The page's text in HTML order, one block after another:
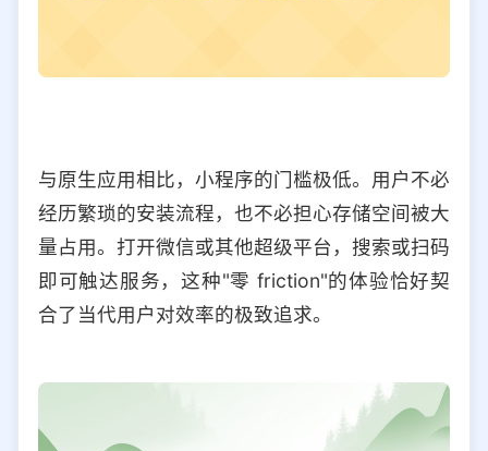
与原生应用相比，小程序的门槛极低。用户不必
经历繁琐的安装流程，也不必担心存储空间被大
量占用。打开微信或其他超级平台，搜索或扫码
即可触达服务，这种"零 friction"的体验恰好契
合了当代用户对效率的极致追求。